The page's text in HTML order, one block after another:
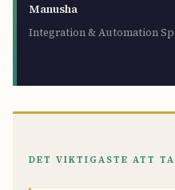
Manusha
Integration & Automation
DET VIKTIGASTE ATT